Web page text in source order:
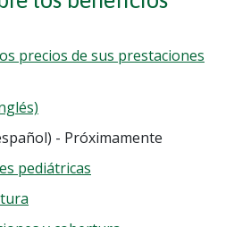
precios de sus prestaciones
- Próximamente
pediátricas